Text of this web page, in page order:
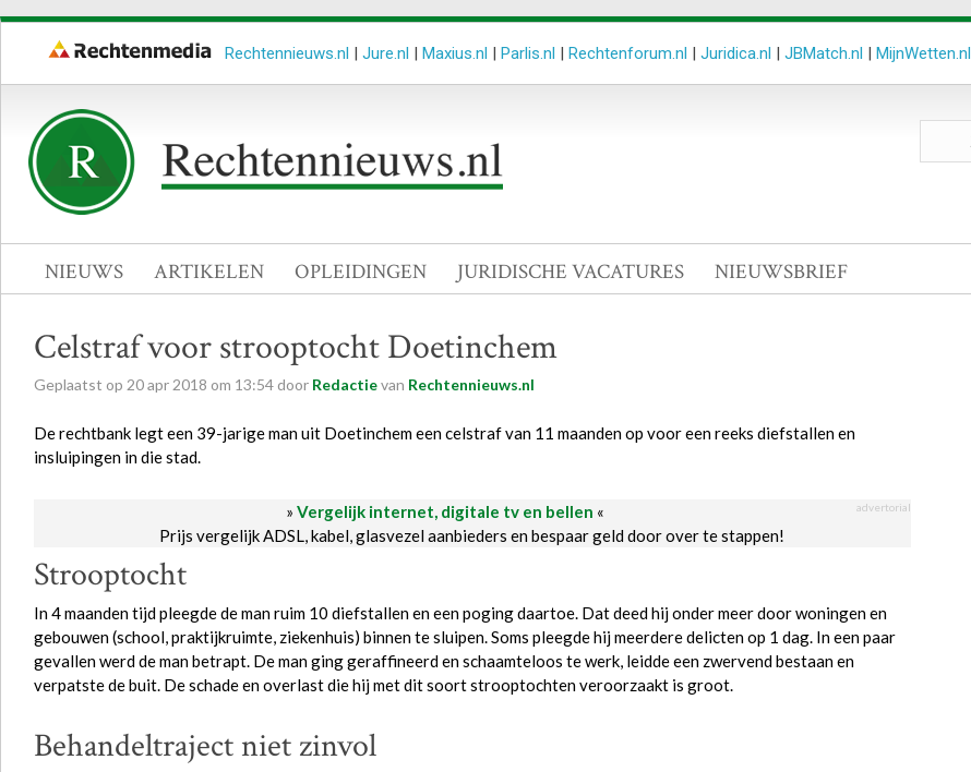
Rechtennieuws.nl | Jure.nl | Maxius.nl | Parlis.nl | Rechtenforum.nl | Juridica.nl | JBMatch.nl | MijnWetten.nl
NIEUWS ARTIKELEN OPLEIDINGEN JURIDISCHE VACATURES NIEUWSBRIEF
Celstraf voor strooptocht Doetinchem
Geplaatst op 20apr 2018 om 13:54 door Redactievan Rechtennieuws.nl
De rechtbank legt een 39-jarige man uit Doetinchem een celstraf van 11 maanden op voor een reeks diefstallen en
insluipingen in die stad.
» Vergelijk internet, digitale tv en bellen « advertorial
Prijs vergelijk ADSL, kabel, glasvezel aanbieders en bespaar geld door over te stappen!
Strooptocht
In 4 maanden tijd pleegde de man ruim 10 diefstallen en een poging daartoe. Dat deed hij onder meer door woningen en
gebouwen (school, praktijkruimte, ziekenhuis) binnen te sluipen. Soms pleegde hij meerdere delicten op 1 dag. In een paar
gevallen werd de man betrapt. De man ging geraffineerd en schaamteloos te werk, leidde een zwervend bestaan en
verpatste de buit. De schade en overlast die hij met dit soort strooptochten veroorzaakt is groot.
Behandeltraject niet zinvol